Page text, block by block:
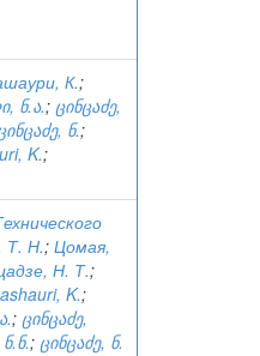
К.;
ნ.ა.; ცინცაძე,
ნ.;
K.;
Т. Н.; Цомая,
Н. Т.;
K.;
; ცინცაძე,
; ცინცაძე, ნ.